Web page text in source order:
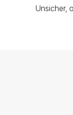
Unsicher,